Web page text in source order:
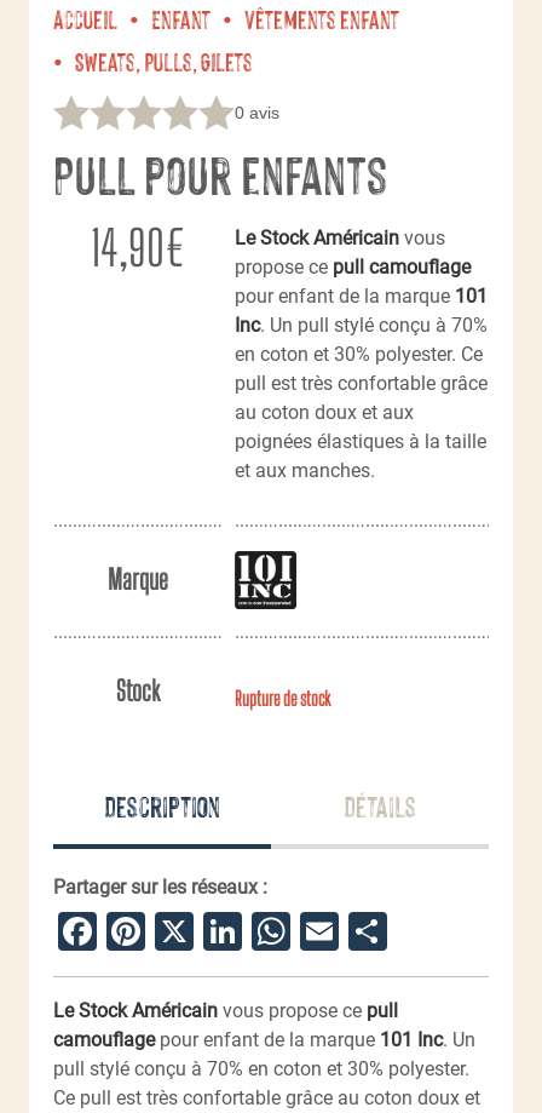
Accueil Enfant
Vêtements enfant
Sweats, Pulls, Gilets
0 avis
Pull pour enfants
14,90€ Le Stock Américain vous
propose ce pull camouflage
pour enfant de la marque 101
Inc. Un pull stylé conçu à 70%
en coton et 30% polyester. Ce
pull est très confortable grâce
au coton doux et aux
poignées élastiques à la taille
et aux manches.
Marque
Stock Rupture de stock
Description Détails
Partager sur les réseaux :
Facebook
Pinterest
X LinkedIn
WhatsApp
Email
Le Stock Américain vous propose ce pull
camouflagepour enfant de la marque 101 Inc. Un
pull stylé conçu à 70% en coton et 30% polyester.
Ce pull est très confortable grâce au coton doux et